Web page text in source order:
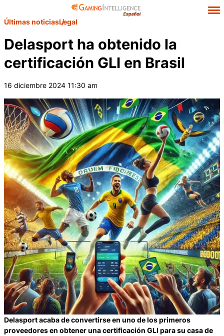
Últimas noticiasLegal
Delasport ha obtenido la
certificación GLI en Brasil
16 diciembre 2024 11:30 am
Delasport acaba de convertirse en uno de los primeros
proveedores en obtener una certificación GLI para su casa de